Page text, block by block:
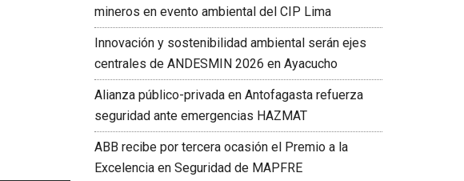
mineros en evento ambiental del CIP Lima
Innovación y sostenibilidad ambiental serán ejes
centrales de ANDESMIN 2026 en Ayacucho
Alianza público-privada en Antofagasta refuerza
seguridad ante emergencias HAZMAT
ABB recibe por tercera ocasión el Premio a la
Excelencia en Seguridad de MAPFRE